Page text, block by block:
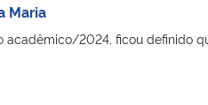
Maria
2024, ficou definido